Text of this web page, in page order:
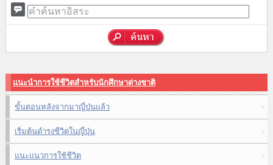
แนะนำการใช้ชีวิตสำหรับนักศึกษาต่างชาติ
ขั้นตอนหลังจากมาญี่ปุ่นแล้ว
เริ่มต้นดำรงชีวิตในญี่ปุ่น
แนะแนวการใช้ชีวิต